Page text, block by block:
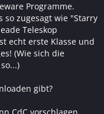
Programme.
so zugesagt wie "Starry
Teleskop
echt erste Klasse und
(Wie sich die
gibt?